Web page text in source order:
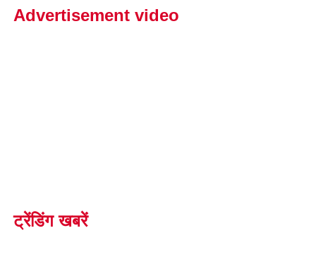
Advertisement video
ट्रेंडिंग खबरें